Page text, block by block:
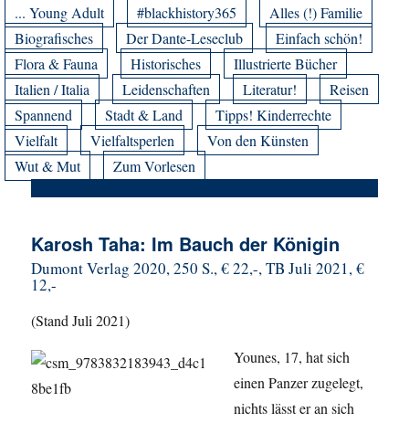
... Young Adult #blackhistory365
Alles (!) Familie
Biografisches
Der Dante-Leseclub
Einfach schön!
Flora & Fauna
Historisches
Illustrierte Bücher
Italien / Italia
Leidenschaften Literatur!
Reisen
Spannend
Stadt & Land
Tipps! Kinderrechte
Vielfalt
Vielfaltsperlen
Von den Künsten
Wut & Mut
Zum Vorlesen
Karosh Taha: Im Bauch der Königin
Dumont Verlag 2020, 250 S., € 22,-, TB Juli 2021, €
12,-
(Stand Juli 2021)
Younes, 17, hat sich
einen Panzer zugelegt,
nichts lässt er an sich